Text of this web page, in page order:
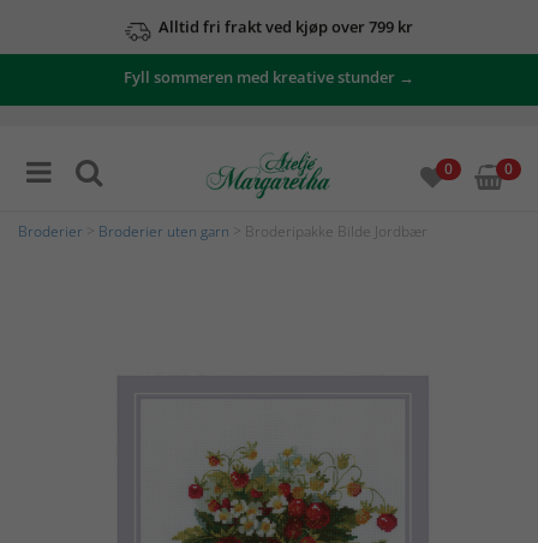
Alltid fri frakt ved kjøp over 799 kr
Fyll sommeren med kreative stunder →
0 0
Broderier Broderier uten garn > Broderipakke Bilde Jordbær